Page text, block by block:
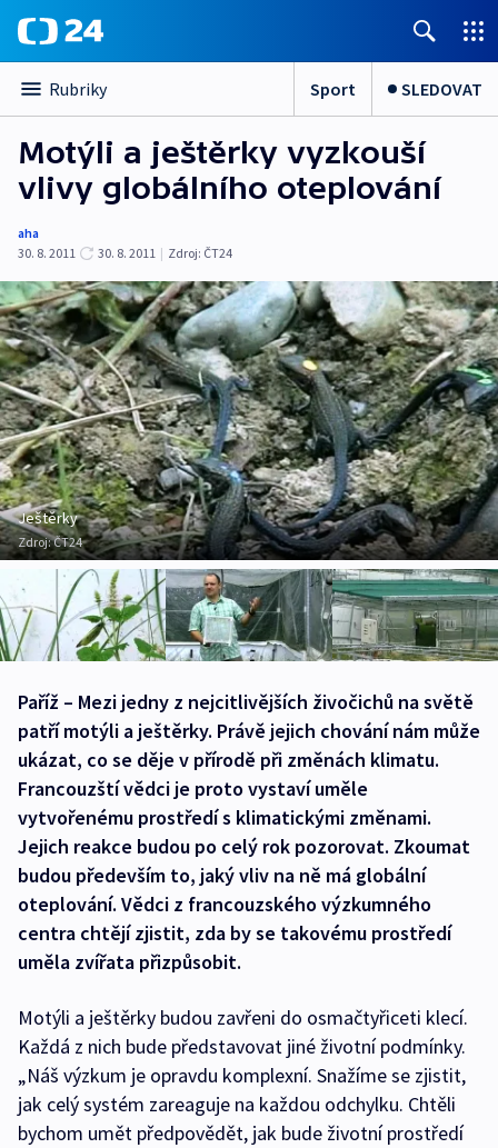
Rubriky Sport SLEDOVAT
Motýli a ještěrky vyzkouší
vlivy globálního oteplování
aha
30. 8. 2011
30. 8. 2011 | Zdroj: ČT24
Ještěrky
Zdroj:ČT24
Paříž – Mezi jedny z nejcitlivějších živočichů na světě
patří motýli a ještěrky. Právě jejich chování nám může
ukázat, co se děje v přírodě při změnách klimatu.
Francouzští vědci je proto vystaví uměle
vytvořenému prostředí s klimatickými změnami.
Jejich reakce budou po celý rok pozorovat. Zkoumat
budou především to, jaký vliv na ně má globální
oteplování. Vědci z francouzského výzkumného
centra chtějí zjistit, zda by se takovému prostředí
uměla zvířata přizpůsobit.
Motýli a ještěrky budou zavřeni do osmačtyřiceti klecí.
Každá z nich bude představovat jiné životní podmínky.
„Náš výzkum je opravdu komplexní. Snažíme se zjistit,
jak celý systém zareaguje na každou odchylku. Chtěli
bychom umět předpovědět, jak bude životní prostředí